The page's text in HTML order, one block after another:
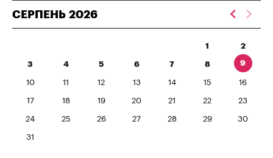
СЕРПЕНЬ 2026
1 2
3 4 5 6 7 8 9
10 11 12 13 14 15 16
17 18 19 20 21 22 23
24 25 26 27 28 29 30
31